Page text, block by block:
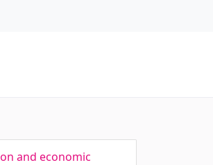
and economic